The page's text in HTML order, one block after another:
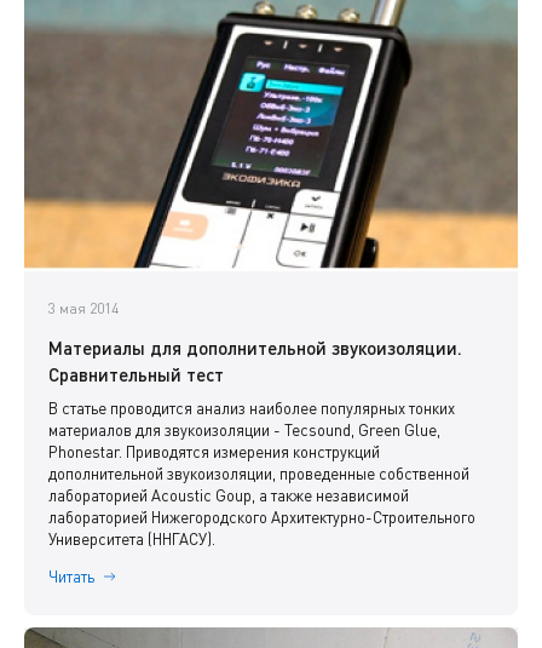
3 мая 2014
Материалы для дополнительной звукоизоляции.
Сравнительный тест
В статье проводится анализ наиболее популярных тонких
материалов для звукоизоляции - Tecsound, Green Glue,
Phonestar. Приводятся измерения конструкций
дополнительной звукоизоляции, проведенные собственной
лабораторией Acoustic Goup, а также независимой
лабораторией Нижегородского Архитектурно-Строительного
Университета (ННГАСУ).
Читать